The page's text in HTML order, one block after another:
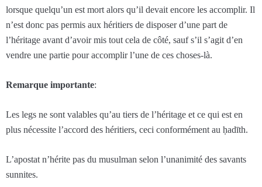
lorsque quelqu’un est mort alors qu’il devait encore les accomplir. Il
n’est donc pas permis aux héritiers de disposer d’une part de
l’héritage avant d’avoir mis tout cela de côté, sauf s’il s’agit d’en
vendre une partie pour accomplir l’une de ces choses-là.
Remarque importante:
Les legs ne sont valables qu’au tiers de l’héritage et ce qui est en
plus nécessite l’accord des héritiers, ceci conformément au ḥadīth.
L’apostat n’hérite pas du musulman selon l’unanimité des savants
sunnites.